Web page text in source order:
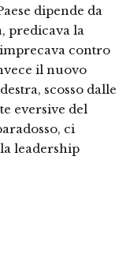
dipende da
predicava la
contro
il nuovo
scosso dalle
eversive del
ci
leadership